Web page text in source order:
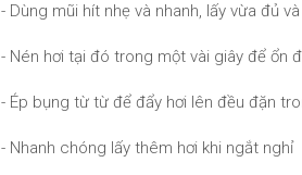
- Dùng mũi hít nhẹ và nhanh, lấy vừa đủ
- Nén hơi tại đó trong một vài giây để ổn
- Ép bụng từ từ để đẩy hơi lên đều đặn
- Nhanh chóng lấy thêm hơi khi ngắt nghỉ